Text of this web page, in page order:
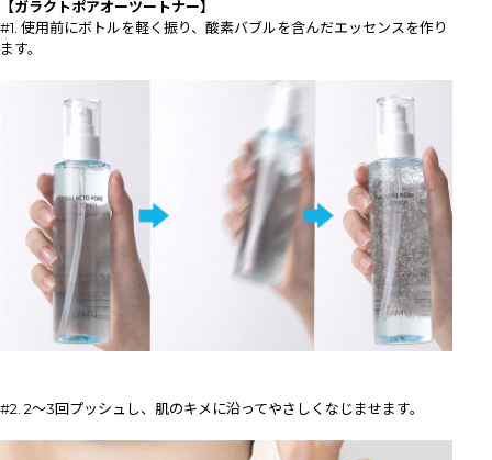
【ガラクトポアオーツートナー】
#1. 使用前にボトルを軽く振り、酸素バブルを含んだエッセンスを作り
ます。
#2. 2～3回プッシュし、肌のキメに沿ってやさしくなじませます。